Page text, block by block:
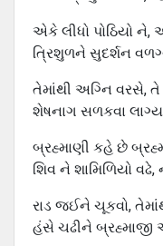
એકે લીધો પોઠિયો ને,
ત્રિશુળને સુદર્શન
તેમાંથી અગ્નિ વરસે,
શેષનાગ સળકવા
બ્રહ્માણી કહે છે
શિવ ને શામિળિયો વઢે,
રાડ જઈને ચૂકવો,
હંસે ચઢીને બ્રહ્માજી